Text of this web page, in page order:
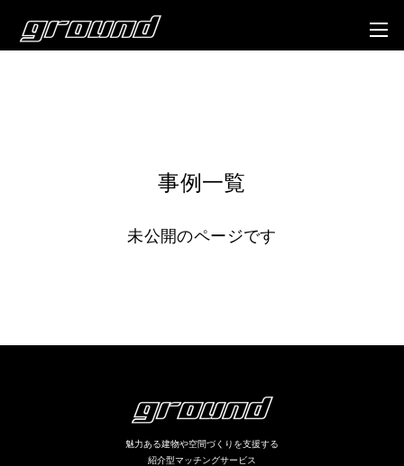
事例一覧
未公開のページです
魅力ある建物や空間づくりを支援する
紹介型マッチングサービス